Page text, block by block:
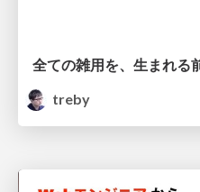
全ての雑用を、生まれる
treby